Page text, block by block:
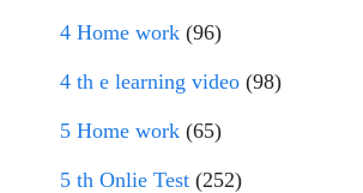
4 Home work (96)
4 th e learning video (98)
5 Home work (65)
5 th Onlie Test (252)